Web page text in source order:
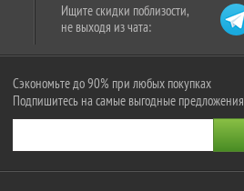
Ищите скидки поблизости,
не выходя из чата:
Сэкономьте до 90% при любых покупках
Подпишитесь на самые выгодные предложения